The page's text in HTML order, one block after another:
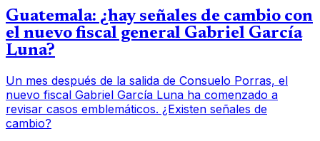
Guatemala: ¿hay señales de cambio con
el nuevo fiscal general Gabriel García
Luna?
Un mes después de la salida de Consuelo Porras, el
nuevo fiscal Gabriel García Luna ha comenzado a
revisar casos emblemáticos. ¿Existen señales de
cambio?